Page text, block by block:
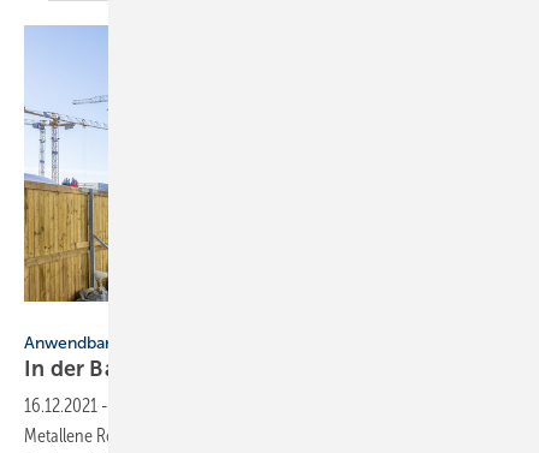
Anwendbarkeitsnachweise bei Mischinstallationen
In der Baupraxis auch
16.12.2021 -
Metallene Rohrleitungssysteme im Strang, flexible Kunststoffrohre als